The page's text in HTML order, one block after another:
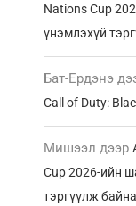
Nations Cup
үнэмлэхүй
Бат-Ердэнэ
Call of Duty:
Мишээл дээр
Cup 2026-ийн
тэргүүлж байна